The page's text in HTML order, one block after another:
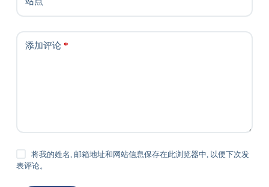
添加评论*
将我的姓名, 邮箱地址和网站信息保存在此浏览器中, 以便下次发
表评论。